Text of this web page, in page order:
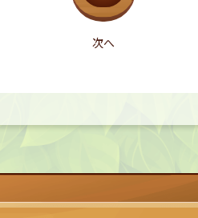
次へ